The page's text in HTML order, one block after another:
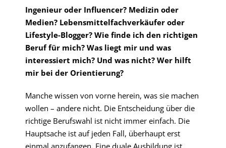
Ingenieur oder Influencer? Medizin oder
Medien? Lebensmittelfachverkäufer oder
Lifestyle-Blogger? Wie finde ich den richtigen
Beruf für mich? Was liegt mir und was
interessiert mich? Und was nicht? Wer hilft
mir bei der Orientierung?
Manche wissen von vorne herein, was sie machen
wollen – andere nicht. Die Entscheidung über die
richtige Berufswahl ist nicht immer einfach. Die
Hauptsache ist auf jeden Fall, überhaupt erst
einmal anzufangen. Eine duale Ausbildung ist